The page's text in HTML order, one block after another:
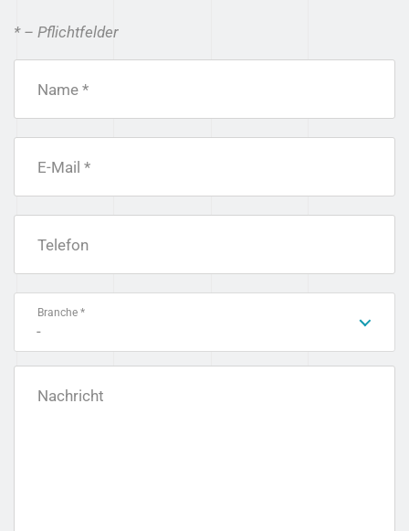
* – Pflichtfelder
Name *
E-Mail *
Telefon
Branche *
-
Nachricht